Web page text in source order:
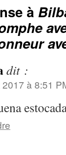
à
dit :
à 8:51